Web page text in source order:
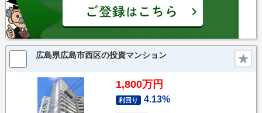
広島県広島市西区の投資マンション
1,800万円
利回り 4.13%